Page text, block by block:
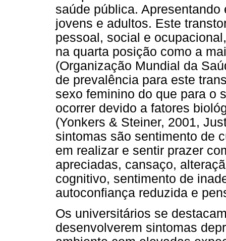
saúde pública.
jovens e adultos. Este
pessoal, social e
na quarta posição como a
(Organização Mundial da
de prevalência para este
sexo feminino do que para o
ocorrer devido a fatores
(Yonkers & Steiner, 2001,
sintomas são sentimento de
em realizar e sentir prazer
apreciadas, cansaço,
cognitivo, sentimento de
autoconfiança reduzida e
Os universitários se
desenvolverem sintomas